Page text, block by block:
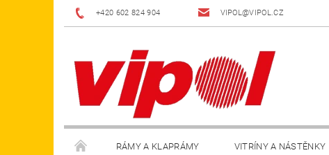
+420 602 824 904 VIPOL@VIPOL.CZ
RÁMY A KLAPRÁMY VITRÍNY A NÁSTĚNKY